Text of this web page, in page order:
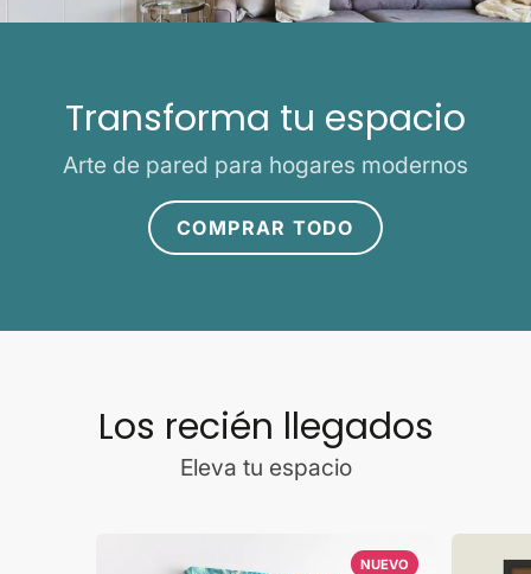
Transforma tu espacio
Arte de pared para hogares modernos
COMPRAR TODO
Los recién llegados
Eleva tu espacio
NUEVO